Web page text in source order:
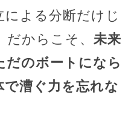
よる分断だけじ
からこそ、 未来
だのボートになら
漕ぐ力を忘れな